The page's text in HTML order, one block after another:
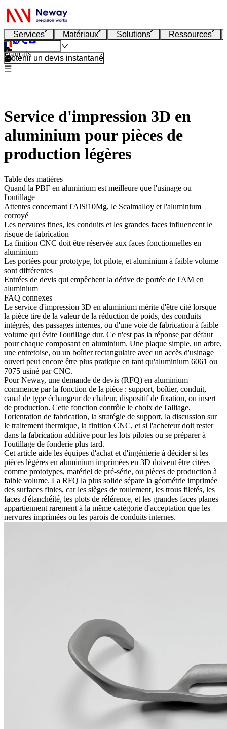
Services Matériaux Solutions Ressources
Français
Obtenir un devis instantané
Service d'impression 3D en
aluminium pour pièces de
production légères
Table des matières
Quand la PBF en aluminium est meilleure que l'usinage ou
l'outillage
Attentes concernant l'AlSi10Mg, le Scalmalloy et l'aluminium
corroyé
Les nervures fines, les conduits et les grandes faces influencent le
risque de fabrication
La finition CNC doit être réservée aux faces fonctionnelles en
aluminium
Les portées pour prototype, lot pilote, et aluminium à faible volume
sont différentes
Entrées de devis qui empêchent la dérive de portée de l'AM en
aluminium
FAQ connexes
Le service d'impression 3D en aluminium mérite d'être cité lorsque
la pièce tire de la valeur de la réduction de poids, des conduits
intégrés, des passages internes, ou d'une voie de fabrication à faible
volume qui évite l'outillage dur. Ce n'est pas la réponse par défaut
pour chaque composant en aluminium. Une plaque simple, un arbre,
une entretoise, ou un boîtier rectangulaire avec un accès d'usinage
ouvert peut encore être plus pratique en tant qu'aluminium 6061 ou
7075 usiné par CNC.
Pour Neway, une demande de devis (RFQ) en aluminium
commence par la fonction de la pièce : support, boîtier, conduit,
canal de type échangeur de chaleur, dispositif de fixation, ou insert
de production. Cette fonction contrôle le choix de l'alliage,
l'orientation de fabrication, la stratégie de support, la discussion sur
le traitement thermique, la finition CNC, et si l'acheteur doit rester
dans la fabrication additive pour les lots pilotes ou se préparer à
l'outillage de fonderie plus tard.
Cet article aide les équipes d'achat et d'ingénierie à décider si les
pièces légères en aluminium imprimées en 3D doivent être citées
comme prototypes, matériel de pré-série, ou pièces de production à
faible volume. La RFQ la plus solide sépare la géométrie imprimée
des surfaces finies, car les sièges de roulement, les trous filetés, les
faces d'étanchéité, les plots de référence, et les grandes faces planes
appartiennent rarement à la même catégorie d'acceptation que les
nervures imprimées ou les parois de conduits internes.